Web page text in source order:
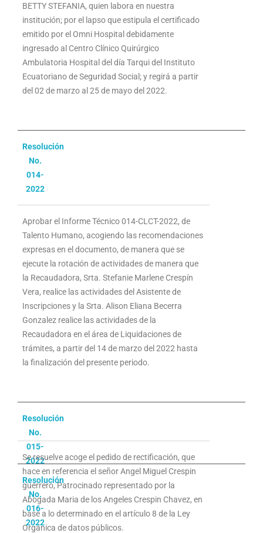
BETTY STEFANIA, quien labora en nuestra
institución; por el lapso que estipula el certificado
emitido por el Omni Hospital debidamente
ingresado al Centro Clínico Quirúrgico
Ambulatoria Hospital del día Tarqui del Instituto
Ecuatoriano de Seguridad Social; y regirá a partir
del 02 de marzo al 25 de mayo del 2022.
Resolución
No.
014-
2022
Aprobar el Informe Técnico 014-CLCT-2022, de
Talento Humano, acogiendo las recomendaciones
expresas en el documento, de manera que se
ejecute la rotación de actividades de manera que
la Recaudadora, Srta. Stefanie Marlene Crespín
Vera, realice las actividades del Asistente de
Inscripciones y la Srta. Alison Eliana Becerra
Gonzalez realice las actividades de la
Recaudadora en el área de Liquidaciones de
trámites, a partir del 14 de marzo del 2022 hasta
la finalización del presente periodo.
Resolución
No.
015-
2022
Se resuelve acoge el pedido de rectificación, que
hace en referencia el señor Angel Miguel Crespin
guerrero, Patrocinado representado por la
Abogada Maria de los Angeles Crespin Chavez, en
base a lo determinado en el artículo 8 de la Ley
Orgánica de datos públicos.
Resolución
No.
016-
2022